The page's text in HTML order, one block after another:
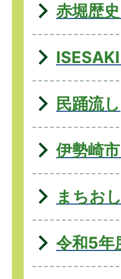
赤堀歴
民踊流し
伊勢崎
まちお
令和5年